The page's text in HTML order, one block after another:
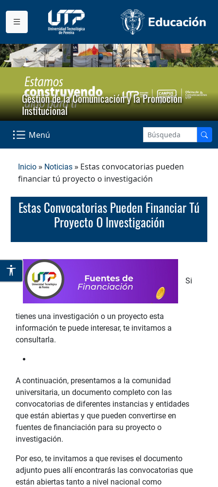
Gestión de la Comunicación y la Promoción
Institucional
Menú
Inicio » Noticias » Estas convocatorias pueden
financiar tú proyecto o investigación
Estas Convocatorias Pueden Financiar Tú
Proyecto O Investigación
Si
tienes una investigación o un proyecto esta
información te puede interesar, te invitamos a
consultarla.
A continuación, presentamos a la comunidad
universitaria, un documento completo con las
convocatorias de diferentes instancias y entidades
que están abiertas y que pueden convertirse en
fuentes de financiación para su proyecto o
investigación.
Por eso, te invitamos a que revises el documento
adjunto pues allí encontrarás las convocatorias que
están abiertas tanto a nivel nacional como